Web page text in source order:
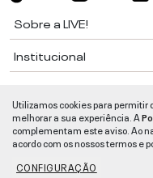
Sobre a LIVE!
Institucional
Ajuda
Segurança e Qualidade
LIVE!©2026- TODOS OS
Utilizamos cookies para
melhorar a sua experiência. A
complementam este aviso. Ao
acordo com os nossos termos e
CONFIGURAÇÃO